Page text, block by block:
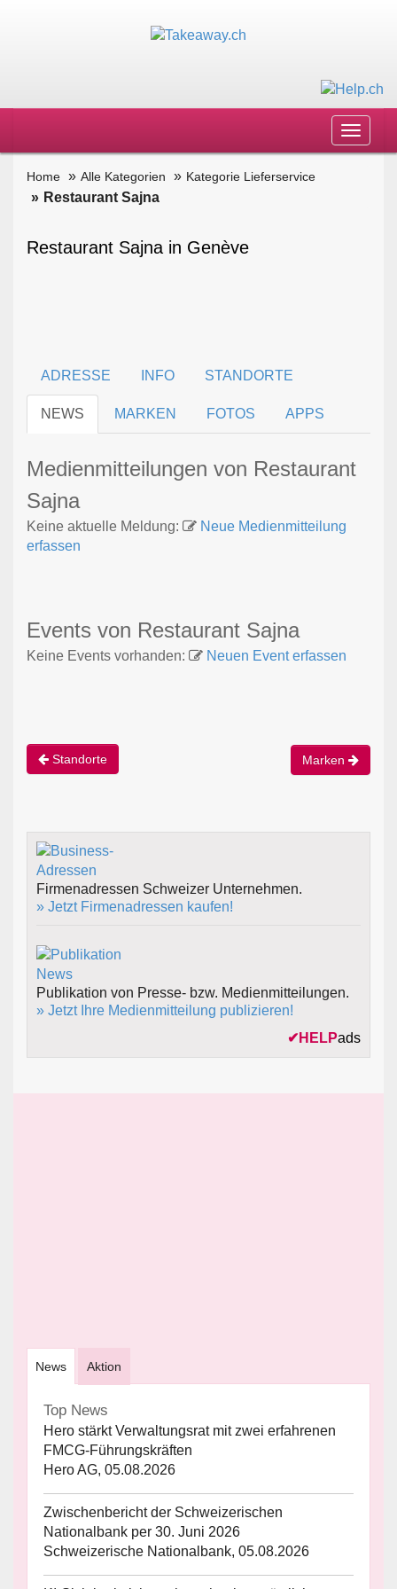
Toggle
Home Alle Kategorien Kategorie Lieferservice
Restaurant Sajna
Restaurant Sajna in Genève
ADRESSE INFO STANDORTE
NEWS MARKEN FOTOS APPS
Medienmitteilungen von Restaurant
Sajna
Keine aktuelle Meldung:
Neue Medienmitteilung
erfassen
Events von Restaurant Sajna
Keine Events vorhanden: Neuen Event erfassen
Standorte Marken
Firmenadressen Schweizer Unternehmen.
» Jetzt Firmenadressen kaufen!
Publikation von Presse- bzw. Medienmitteilungen.
» Jetzt Ihre Medienmitteilung publizieren!
✔ HELPads
News Aktion
Top News
Hero stärkt Verwaltungsrat mit zwei erfahrenen
FMCG-Führungskräften
Hero AG, 05.08.2026
Zwischenbericht der Schweizerischen
Nationalbank per 30. Juni 2026
Schweizerische Nationalbank, 05.08.2026